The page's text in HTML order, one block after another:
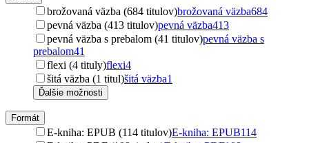
brožovaná väzba (684 titulov)brožovaná väzba684
pevná väzba (413 titulov)pevná väzba413
pevná väzba s prebalom (41 titulov)pevná väzba s
prebalom41
flexi (4 tituly)flexi4
šitá väzba (1 titul)šitá väzba1
Ďalšie možnosti
Formát
E-kniha: EPUB (114 titulov)E-kniha: EPUB114